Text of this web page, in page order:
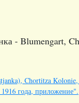
- Blumengart,
Chortitza
года, приложение".